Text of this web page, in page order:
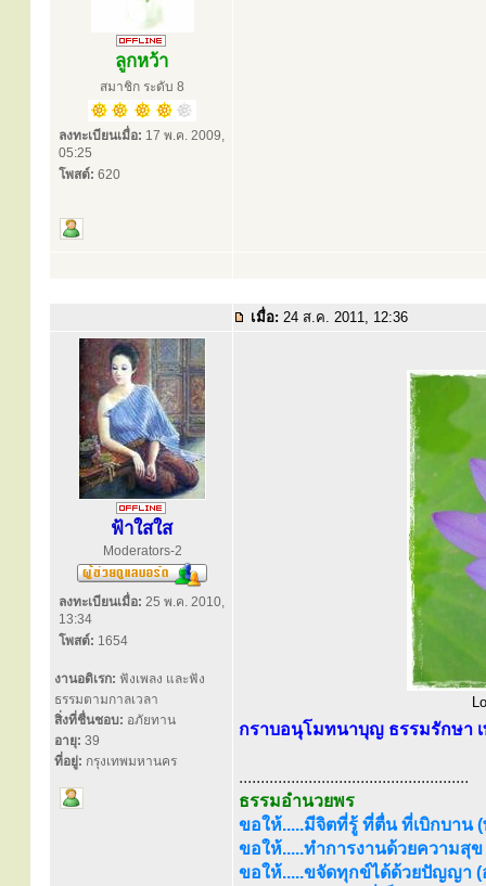
ลูกหว้า
สมาชิก ระดับ 8
ลงทะเบียนเมื่อ: 17 พ.ค. 2009,
05:25
โพสต์: 620
เมื่อ: 24 ส.ค. 2011, 12:36
ฟ้าใสใส
Moderators-2
ลงทะเบียนเมื่อ: 25 พ.ค. 2010,
13:34
โพสต์: 1654
งานอดิเรก: ฟังเพลง และฟัง
ธรรมตามกาลเวลา
สิ่งที่ชื่นชอบ: อภัยทาน
อายุ: 39
ที่อยู่: กรุงเทพมหานคร
กราบอนุโมทนาบุญ ธรรมรักษา
.....................................................
ธรรมอำนวยพร
ขอให้.....มีจิตที่รู้ ที่ตื่น ที่เบิกบาน
ขอให้.....ทำการงานด้วยความสุ
ขอให้.....ขจัดทุกข์ได้ด้วยปัญญา (